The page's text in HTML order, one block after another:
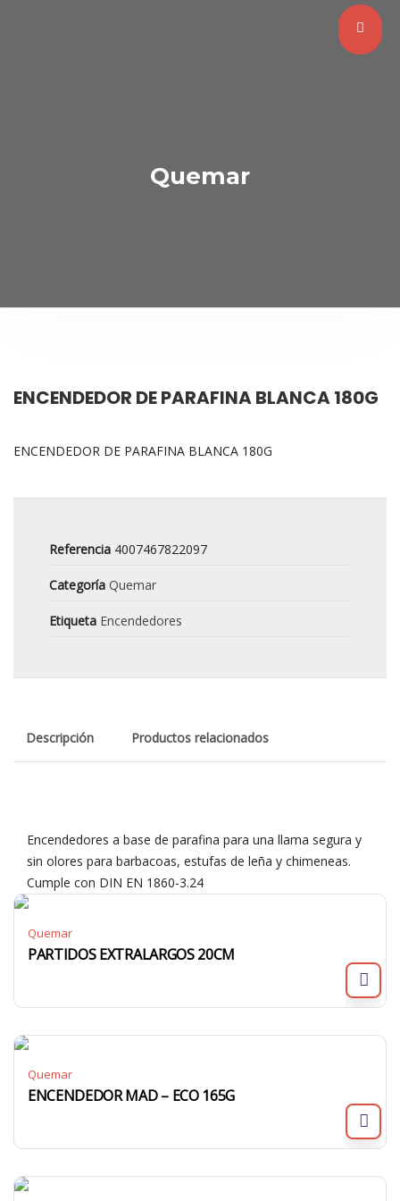
Quemar
ENCENDEDOR DE PARAFINA BLANCA 180G
ENCENDEDOR DE PARAFINA BLANCA 180G
Referencia 4007467822097
Categoría Quemar
Etiqueta Encendedores
Descripción Productos relacionados
Encendedores a base de parafina para una llama segura y
sin olores para barbacoas, estufas de leña y chimeneas.
Cumple con DIN EN 1860-3.24
Quemar
PARTIDOS EXTRALARGOS 20CM
Quemar
ENCENDEDOR MAD – ECO 165G